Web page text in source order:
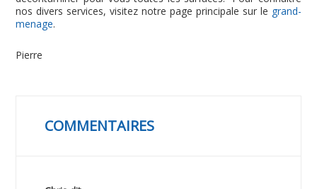
nos divers services, visitez notre page principale sur le grand-
menage.
Pierre
COMMENTAIRES